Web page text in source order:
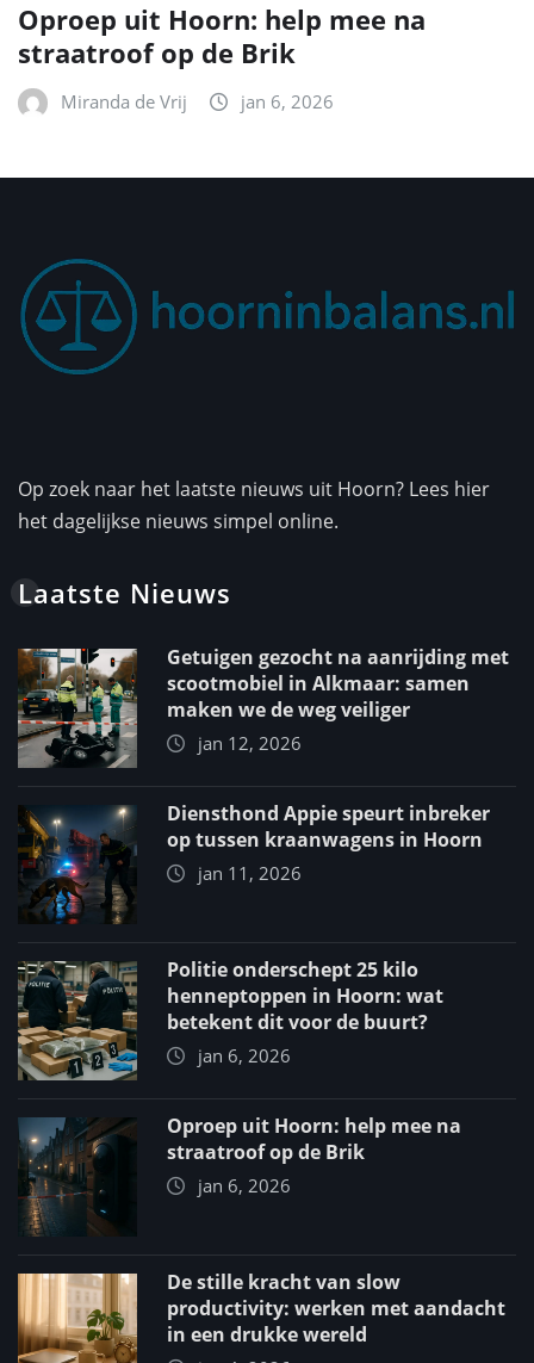
Oproep uit Hoorn: help mee na
straatroof op de Brik
Miranda de Vrij jan 6, 2026
Op zoek naar het laatste nieuws uit Hoorn? Lees hier
het dagelijkse nieuws simpel online.
Laatste Nieuws
Getuigen gezocht na aanrijding met
scootmobiel in Alkmaar: samen
maken we de weg veiliger
jan 12, 2026
Diensthond Appie speurt inbreker
op tussen kraanwagens in Hoorn
jan 11, 2026
Politie onderschept 25 kilo
henneptoppen in Hoorn: wat
betekent dit voor de buurt?
jan 6, 2026
Oproep uit Hoorn: help mee na
straatroof op de Brik
jan 6, 2026
De stille kracht van slow
productivity: werken met aandacht
in een drukke wereld